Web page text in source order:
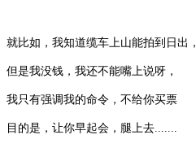
就比如，我知道缆车上山能拍到日出，
但是我没钱，我还不能嘴上说呀，
我只有强调我的命令，不给你买票
目的是，让你早起会，腿上去.......